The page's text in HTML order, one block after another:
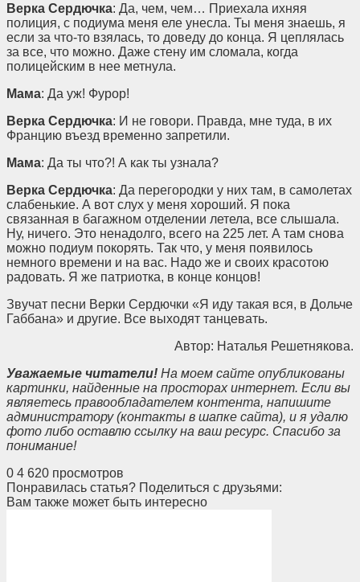
Верка Сердючка: Да, чем, чем… Приехала ихняя
полиция, с подиума меня еле унесла. Ты меня знаешь, я
если за что-то взялась, то доведу до конца. Я цеплялась
за все, что можно. Даже стену им сломала, когда
полицейским в нее метнула.
Мама: Да уж! Фурор!
Верка Сердючка: И не говори. Правда, мне туда, в их
Францию въезд временно запретили.
Мама: Да ты что?! А как ты узнала?
Верка Сердючка: Да перегородки у них там, в самолетах
слабенькие. А вот слух у меня хороший. Я пока
связанная в багажном отделении летела, все слышала.
Ну, ничего. Это ненадолго, всего на 225 лет. А там снова
можно подиум покорять. Так что, у меня появилось
немного времени и на вас. Надо же и своих красотою
радовать. Я же патриотка, в конце концов!
Звучат песни Верки Сердючки «Я иду такая вся, в Дольче
Габбана» и другие. Все выходят танцевать.
Автор: Наталья Решетнякова.
Уважаемые читатели! На моем сайте опубликованы
картинки, найденные на просторах интернет. Если вы
являетесь правообладателем контента, напишите
администратору (контакты в шапке сайта), и я удалю
фото либо оставлю ссылку на ваш ресурс. Спасибо за
понимание!
0 4 620 просмотров
Понравилась статья? Поделиться с друзьями:
Вам также может быть интересно